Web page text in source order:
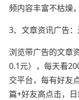
频内容丰富不枯燥
3、文章资讯广告
浏览带广告的文章
0.1元），每天看
交平台，每有好友
篇+好友高点击，日